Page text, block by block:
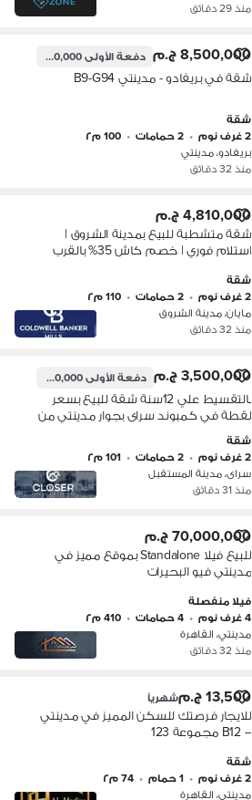
منذ 29 دقائق
8,500,000 ج.م دفعة الأولى4,650,000 ج.م
شقة في بريفادو - مدينتي B9-G94
شقة
2 غرف نوم
• 2 حمامات • 100 م٢
بريفادو، مدينتي
منذ 32 دقائق
4,810,000 ج.م
شقة متشطبة للبيع بمدينة الشروق |
استلام فوري | خصم كاش 35% بالقرب
شقة
2 غرف نوم
• 2 حمامات • 110 م٢
مايان، مدينة الشروق
منذ 32 دقائق
3,500,000 ج.م دفعة الأولى400,000 ج.م
بالتقسيط علي 12سنة شقة للبيع بسعر
لقطة في كمبوند سراى بجوار مدينتي من
شركة مدينة مصر
شقة
2 غرف نوم
• 2 حمامات • 101 م٢
سراى، مدينة المستقبل
منذ 31 دقائق
70,000,000 ج.م
للبيع فيلا Standalone بموقع مميز في
مدينتي فيو البحيرات
فيلا منفصلة
4 غرف نوم
• 4 حمامات • 410 م٢
مدينتي، القاهرة
منذ 32 دقائق
13,500 ج.م شهرياً
للايجار فرصتك للسكن المميز في مدينتي
– B12 مجموعة 123
شقة
2 غرف نوم
• 1 حمام • 74 م٢
مدينتي، القاهرة